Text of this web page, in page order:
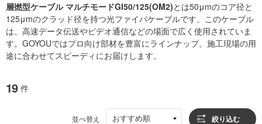
層撚型ケーブル マルチモードGI50/125(OM2)とは50μmのコア径と
125μmのクラッド径を持つ光ファイバケーブルです。このケーブル
は、高速データ伝送やビデオ通信などの場面で広く使用されていま
す。GOYOUではプロ向け部材を豊富にラインナップ。施工現場の用
途に合わせてスピーディにお届けします。
19 件
並べ替え おすすめ順 絞り込む